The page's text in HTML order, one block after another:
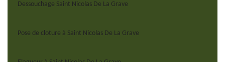
Dessouchage Saint Nicolas De La Grave
Pose de cloture à Saint Nicolas De La Grave